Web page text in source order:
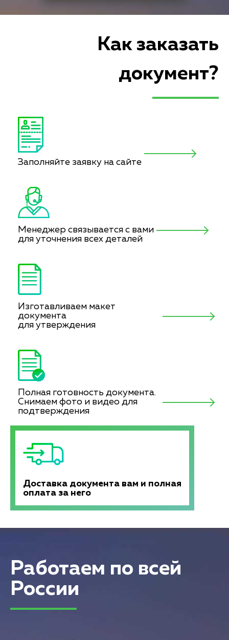
Как заказать
документ?
Заполняйте заявку на сайте
Менеджер связывается с вами
для уточнения всех деталей
Изготавливаем макет
документа
для утверждения
Полная готовность документа.
Снимаем фото и видео для
подтверждения
Доставка документа вам и полная
оплата за него
Работаем по всей
России